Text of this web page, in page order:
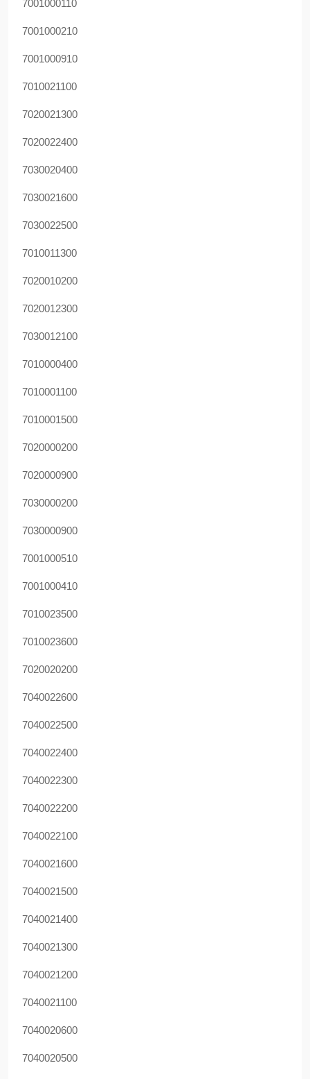
7001000110
7001000210
7001000910
7010021100
7020021300
7020022400
7030020400
7030021600
7030022500
7010011300
7020010200
7020012300
7030012100
7010000400
7010001100
7010001500
7020000200
7020000900
7030000200
7030000900
7001000510
7001000410
7010023500
7010023600
7020020200
7040022600
7040022500
7040022400
7040022300
7040022200
7040022100
7040021600
7040021500
7040021400
7040021300
7040021200
7040021100
7040020600
7040020500